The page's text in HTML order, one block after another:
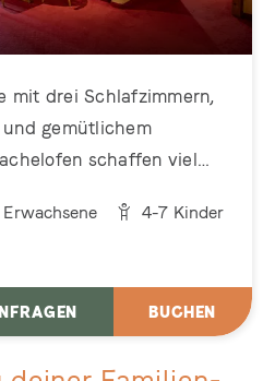
mit drei Schlafzimmern,
gemütlichem
schaffen viel
Erwachsene 4-7 Kinder
BUCHEN